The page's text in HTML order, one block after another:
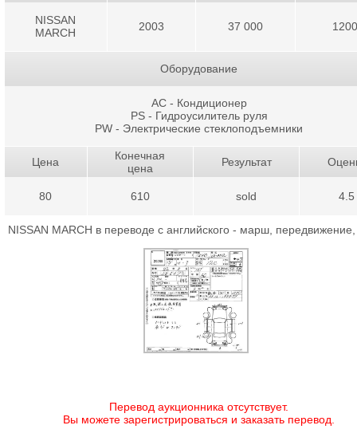
NISSAN
MARCH
2003 37 000 1200
Оборудование
AC - Кондиционер
PS - Гидроусилитель руля
PW - Электрические стеклоподъемники
Цена
80
Конечная
цена
610
Результат
sold 4.5
NISSAN MARCH в переводе с английского - марш, передвижение,
Перевод аукционника отсутствует.
Вы можете зарегистрироваться и заказать перевод.